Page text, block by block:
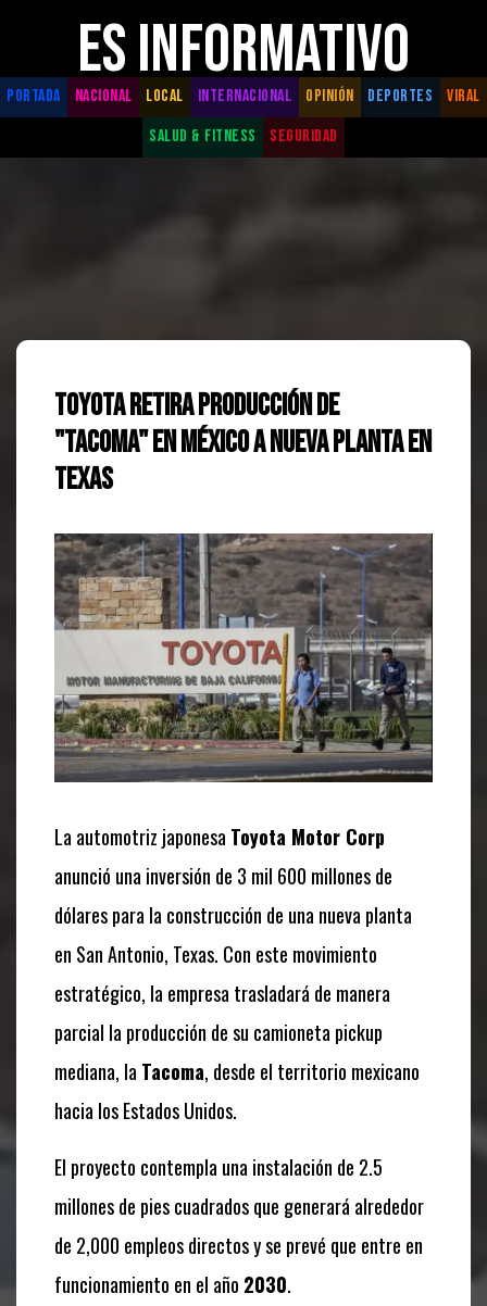
ES INFORMATIVO
PORTADA NACIONAL LOCAL INTERNACIONAL OPINIÓN DEPORTES
VIRAL
SALUD & FITNESS
SEGURIDAD
Toyota retira producción de
"Tacoma" en México a nueva planta en
Texas
La automotriz japonesaToyota Motor Corp
anunció una inversión de 3 mil 600 millones de
dólares para la construcción de una nueva planta
en San Antonio, Texas. Con este movimiento
estratégico, la empresa trasladará de manera
parcial la producción de su camioneta pickup
mediana, laTacoma, desde el territorio mexicano
hacia los Estados Unidos.
El proyecto contempla una instalación de 2.5
millones de pies cuadrados que generará alrededor
de 2,000 empleos directos y se prevé que entre en
funcionamiento en el año 2030.